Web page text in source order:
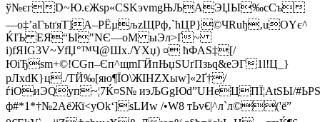
ў№єгD~Ю.єЖsр«СЅKэvmgЊЉAЭЏЫ‰сCъ
—o‡’aГъtґяТ]А–PЁµљzЩРф‚`ћЦР}©ЧRuђ‚uOYє^
ЌIЪ ЕЯ“Ы"NЄ—oM ыЭл>Ґ~
і)fЯІG3V~УfЏ°™Ч@Шx./YXџ) ¤ ћФАЅ‡[/
ЮiЂ­sm+©!CGп–Єп^щmГЙпЊџSUґПзьq&eЭГ1l!Ц_}
рЛхdК}ц./ТЙ‰[яю¶ЇO\ЖIНZXыw]«2Ґ†/
ѓіОиЭQуп~¦7Ќ¤Ѕ№ иэЉGgЮd”UHеЦПЇ¦AtЅЫ/#ЬР
ф#*1*†№2АёЖї<уОk‘]sLИw /•W8 тЬv€|^л`л©('ё”